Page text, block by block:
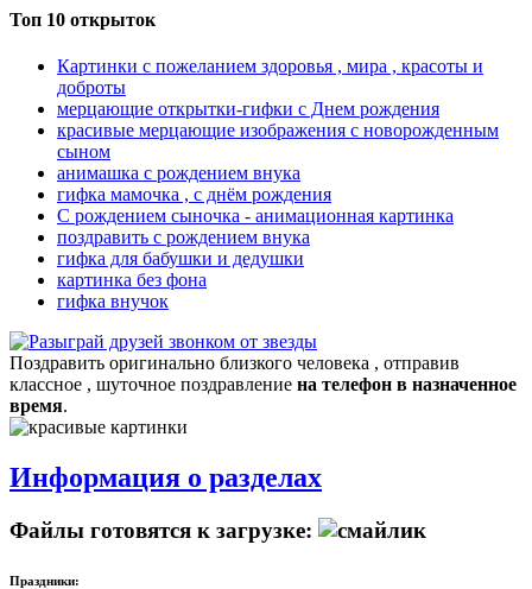
Топ 10 открыток
Картинки с пожеланием здоровья , мира , красоты и
доброты
мерцающие открытки-гифки с Днем рождения
красивые мерцающие изображения с новорожденным
сыном
анимашка с рождением внука
гифка мамочка , с днём рождения
С рождением сыночка - анимационная картинка
поздравить с рождением внука
гифка для бабушки и дедушки
картинка без фона
гифка внучок
Поздравить оригинально близкого человека , отправив
классное , шуточное поздравление на телефон в назначенное
время.
Информация о разделах
Файлы готовятся к загрузке:
Праздники: